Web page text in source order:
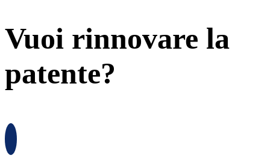
Vuoi rinnovare la
patente?